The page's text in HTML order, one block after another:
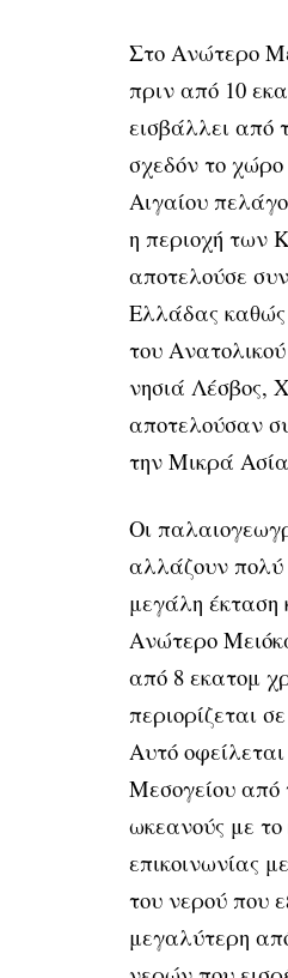
Στο Ανώτερο
πριν από 10
εισβάλλει από
σχεδόν το
Αιγαίου
η περιοχή των
αποτελούσε
Ελλάδας καθώς
του
νησιά Λέσβος,
αποτελούσαν
την Μικρά
Οι
αλλάζουν πολύ
μεγάλη έκταση
Ανώτερο
από 8 εκατομ
περιορίζεται
Αυτό
Μεσογείου από
ωκεανούς με το
επικοινωνίας
του νερού που
μεγαλύτερη